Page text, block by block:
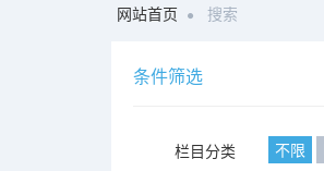
网站首页 搜索
条件筛选
栏目分类 不限